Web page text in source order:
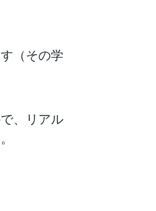
（その学
、リアル